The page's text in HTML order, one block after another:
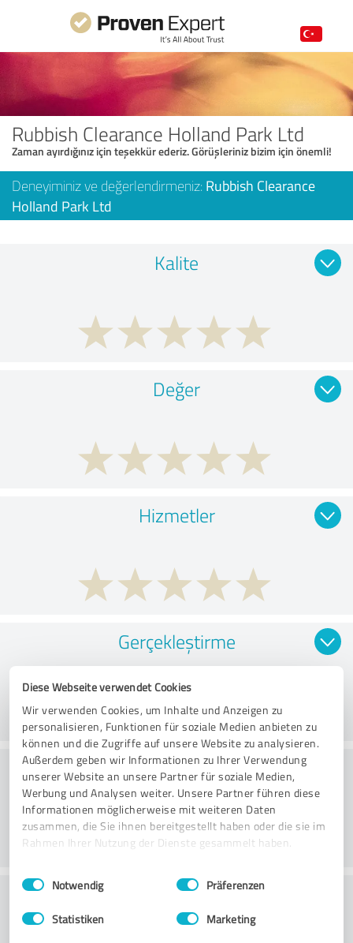
Diese Webseite verwendet Cookies
Wir verwenden Cookies, um Inhalte und Anzeigen zu
personalisieren, Funktionen für soziale Medien anbieten zu
können und die Zugriffe auf unsere Website zu analysieren.
Außerdem geben wir Informationen zu Ihrer Verwendung
unserer Website an unsere Partner für soziale Medien,
Werbung und Analysen weiter. Unsere Partner führen diese
Informationen möglicherweise mit weiteren Daten
zusammen, die Sie ihnen bereitgestellt haben oder die sie im
Rahmen Ihrer Nutzung der Dienste gesammelt haben.
Impressum Datenschutzbestimmungen
Einwilligungsauswahl
Notwendig Präferenzen
Statistiken Marketing
Rubbish Clearance Holland Park Ltd
Zaman ayırdığınız için teşekkür ederiz. Görüşleriniz bizim için önemli!
Deneyiminiz ve değerlendirmeniz: Rubbish Clearance
Holland Park Ltd
Kalite
Değer
Hizmetler
Gerçekleştirme
Danışmanlık
Müşteri Hizmetleri